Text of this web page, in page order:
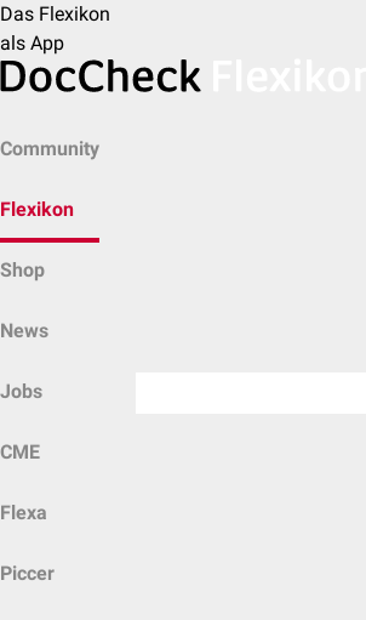
Das Flexikon
als App
Community
Flexikon
Shop
News
Jobs
CME
Flexa
Piccer